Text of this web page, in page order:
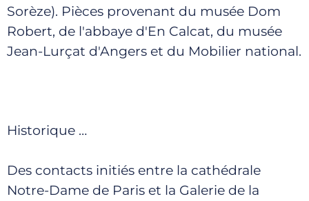
Sorèze). Pièces provenant du musée Dom
Robert, de l'abbaye d'En Calcat, du musée
Jean-Lurçat d'Angers et du Mobilier national.
Historique …
Des contacts initiés entre la cathédrale
Notre-Dame de Paris et la Galerie de la